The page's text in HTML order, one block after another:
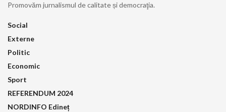
Promovăm jurnalismul de calitate și democraţia.
Social
Externe
Politic
Economic
Sport
REFERENDUM 2024
NORDINFO Edineț